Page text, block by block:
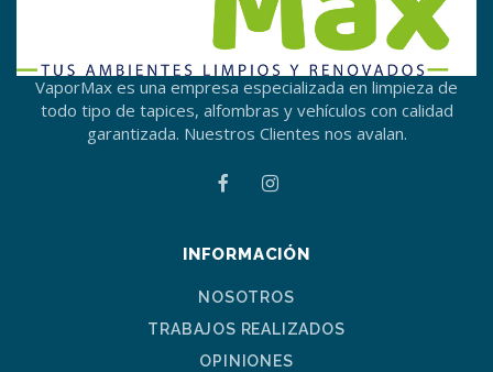
VaporMax es una empresa especializada en limpieza de
todo tipo de tapices, alfombras y vehículos con calidad
garantizada. Nuestros Clientes nos avalan.
INFORMACIÓN
NOSOTROS
TRABAJOS REALIZADOS
OPINIONES